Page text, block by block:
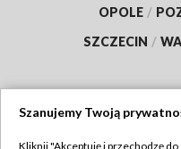
OPOLE /
SZCZECIN /
Szanujemy Twoją
Kliknij "Akceptuję i przechodzę